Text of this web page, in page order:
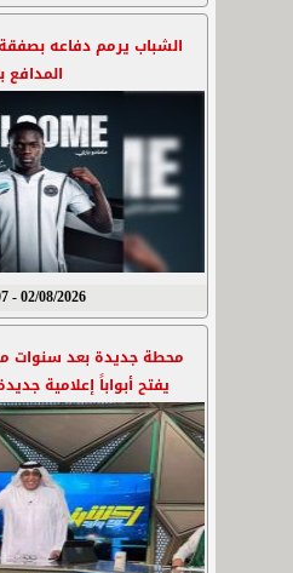
الشباب يرمم دفاعه
المدافع
02/08/2026 - 7:07 ص
محطة جديدة بعد سنوات من
يفتح أبواباً إعلامية